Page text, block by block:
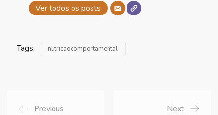
Ver todos os posts
Tags: nutricaocomportamental
Previous Next